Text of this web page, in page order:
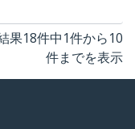
果18件中1件から10
件までを表示